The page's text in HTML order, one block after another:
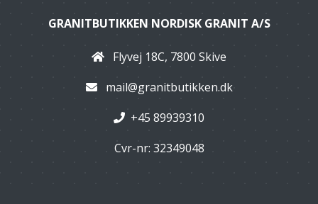
GRANITBUTIKKEN NORDISK GRANIT A/S
Flyvej 18C, 7800 Skive
mail@granitbutikken.dk
+45 89939310
Cvr-nr: 32349048